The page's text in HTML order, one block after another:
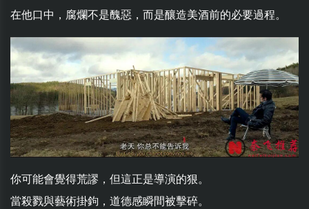
在他口中，腐爛不是醜惡，而是釀造美酒前的必要過程。
你可能會覺得荒謬，但這正是導演的狠。
當殺戮與藝術掛鉤，道德感瞬間被擊碎。